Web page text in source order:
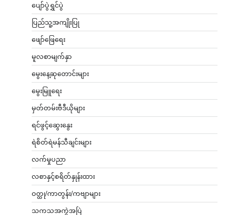
ပျော်ပွဲရွှင်ပွဲ
ပြည်သူ့အကျိုးပြု
ဖျော်ဖြေရေး
မူလစာမျက်နှာ
မွေးနေ့ဆုတောင်းများ
မွေးမြူရေး
မှတ်တမ်းဗီဒီယိုများ
ရင်ဖွင့်ဆွေးနွေး
ရဲစိတ်ရဲမန်သီချင်းများ
လက်မှုပညာ
လစာနှင့်စရိတ်နှုန်းထား
ဝတ္ထု/ကာတွန်း/ကဗျာများ
သကသအကွဲအပြဲ